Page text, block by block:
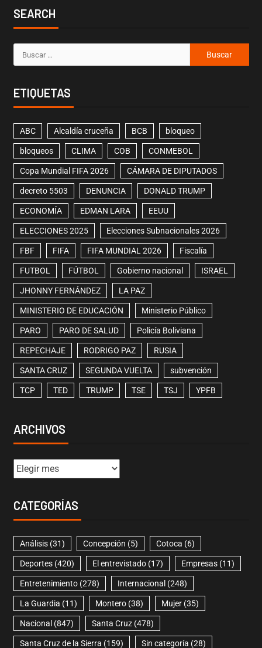
SEARCH
ETIQUETAS
ABC Alcaldía cruceña BCB bloqueo
bloqueos CLIMA COB CONMEBOL
Copa Mundial FIFA 2026 CÁMARA DE DIPUTADOS
decreto 5503 DENUNCIA DONALD TRUMP
ECONOMÍA EDMAN LARA EEUU
ELECCIONES 2025 Elecciones Subnacionales 2026
FBF FIFA FIFA MUNDIAL 2026 Fiscalía
FUTBOL FÚTBOL Gobierno nacional ISRAEL
JHONNY FERNÁNDEZ LA PAZ
MINISTERIO DE EDUCACIÓN Ministerio Público
PARO PARO DE SALUD Policía Boliviana
REPECHAJE RODRIGO PAZ RUSIA
SANTA CRUZ SEGUNDA VUELTA subvención
TCP TED TRUMP TSE TSJ YPFB
ARCHIVOS
CATEGORÍAS
Análisis(31) Concepción (5) Cotoca (6)
Deportes(420) El entrevistado(17) Empresas(11)
Entretenimiento(278) Internacional (248)
La Guardia (11) Montero(38) Mujer(35)
Nacional (847) Santa Cruz(478)
Santa Cruz de la Sierra (159) Sin categoría (28)